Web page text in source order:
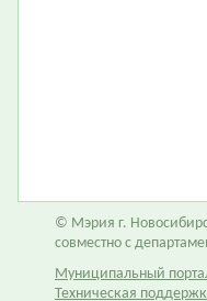
© Мэрия г.
совместно с
Муниципальный
Техническая